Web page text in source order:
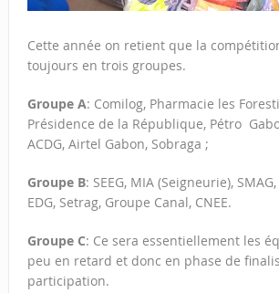
Cette année on retient que la
toujours en trois groupes.
Groupe A: Comilog, Pharmacie les
Présidence de la République, Pétro
ACDG, Airtel Gabon, Sobraga ;
Groupe B: SEEG, MIA (Seigneurie),
EDG, Setrag, Groupe Canal, CNEE.
Groupe C: Ce sera essentiellement les
peu en retard et donc en phase de
participation.